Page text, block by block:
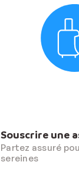
Souscrire une
Partez assuré
sereines